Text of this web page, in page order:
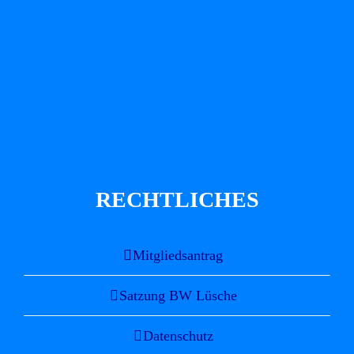
RECHTLICHES
Mitgliedsantrag
Satzung BW Lüsche
Datenschutz